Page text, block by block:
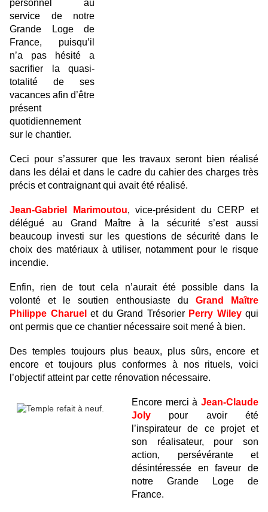
personnel au
service de notre
Grande Loge de
France, puisqu’il
n’a pas hésité a
sacrifier la quasi-
totalité de ses
vacances afin d’être
présent
quotidiennement
sur le chantier.
Ceci pour s’assurer que les travaux seront bien réalisé
dans les délai et dans le cadre du cahier des charges très
précis et contraignant qui avait été réalisé.
Jean-Gabriel Marimoutou, vice-président du CERP et
délégué au Grand Maître à la sécurité s’est aussi
beaucoup investi sur les questions de sécurité dans le
choix des matériaux à utiliser, notamment pour le risque
incendie.
Enfin, rien de tout cela n’aurait été possible dans la
volonté et le soutien enthousiaste du Grand Maître
Philippe Charuel et du Grand Trésorier Perry Wileyqui
ont permis que ce chantier nécessaire soit mené à bien.
Des temples toujours plus beaux, plus sûrs, encore et
encore et toujours plus conformes à nos rituels, voici
l’objectif atteint par cette rénovation nécessaire.
Encore merci à Jean-Claude
Joly pour avoir été
l’inspirateur de ce projet et
son réalisateur, pour son
action, persévérante et
désintéressée en faveur de
notre Grande Loge de
France.